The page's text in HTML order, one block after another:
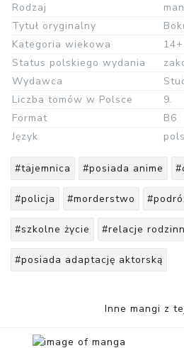
Rodzaj
Tytuł oryginalny
Kategoria wiekowa
14+
Status polskiego wydania
Wydawca
Liczba tomów w Polsce
9.
Format
B6
Język
#tajemnica #posiada anime
#policja #morderstwo
#szkolne życie #relacje
#posiada adaptację aktorską
Inne mangi z